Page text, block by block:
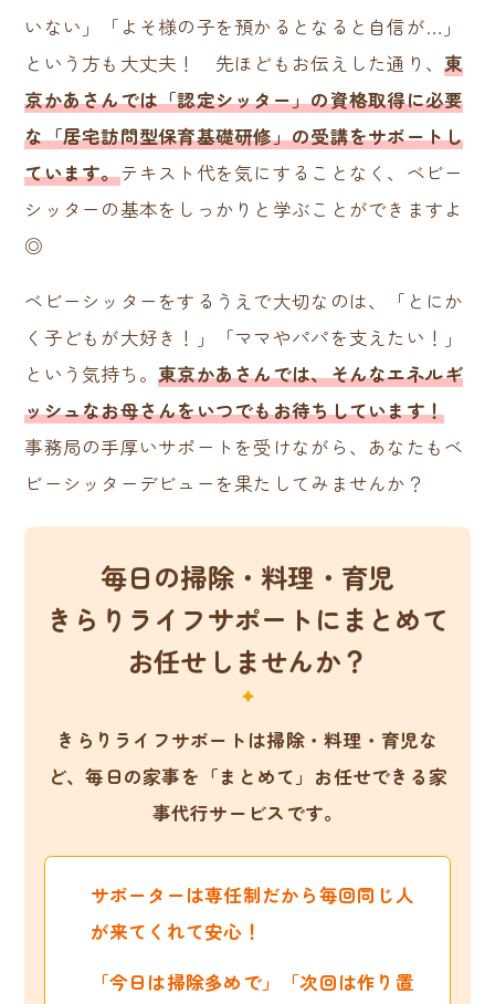
いない」「よそ様の子を預かるとなると自信が…」
という方も大丈夫！ 先ほどもお伝えした通り、東
京かあさんでは「認定シッター」の資格取得に必要
な「居宅訪問型保育基礎研修」の受講をサポートし
ています。テキスト代を気にすることなく、ベビー
シッターの基本をしっかりと学ぶことができますよ
◎
ベビーシッターをするうえで大切なのは、「とにか
く子どもが大好き！」「ママやパパを支えたい！」
という気持ち。東京かあさんでは、そんなエネルギ
ッシュなお母さんをいつでもお待ちしています！
事務局の手厚いサポートを受けながら、あなたもベ
ビーシッターデビューを果たしてみませんか？
毎日の掃除・料理・育児
きらりライフサポートにまとめて
お任せしませんか？
きらりライフサポートは掃除・料理・育児な
ど、毎日の家事を「まとめて」お任せできる家
事代行サービスです。
サポーターは専任制だから毎回同じ人
が来てくれて安心！
「今日は掃除多めで」「次回は作り置